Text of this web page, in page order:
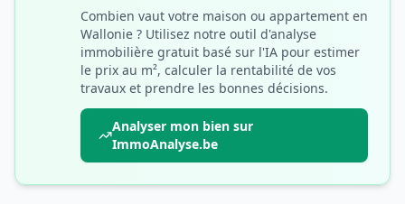
Combien vaut votre maison ou appartement en
Wallonie ? Utilisez notre outil d'analyse
immobilière gratuit basé sur l'IA pour estimer
le prix au m², calculer la rentabilité de vos
travaux et prendre les bonnes décisions.
Analyser mon bien sur
ImmoAnalyse.be